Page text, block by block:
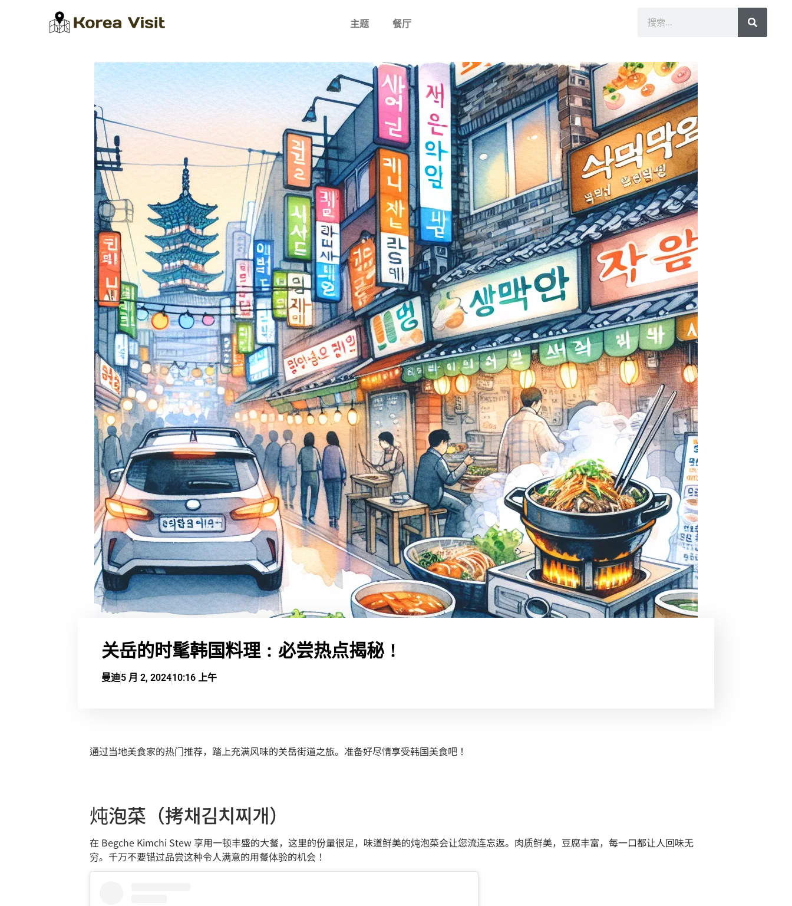
主题 餐厅
关岳的时髦韩国料理：必尝热点揭秘！
曼迪5 月 2, 202410:16 上午
通过当地美食家的热门推荐，踏上充满风味的关岳街道之旅。准备好尽情享受韩国美食吧！
炖泡菜（拷채김치찌개）
在 Begche Kimchi Stew 享用一顿丰盛的大餐，这里的份量很足，味道鲜美的炖泡菜会让您流连忘返。肉质鲜美，豆腐丰富，每一口都让人回味无
穷。千万不要错过品尝这种令人满意的用餐体验的机会！